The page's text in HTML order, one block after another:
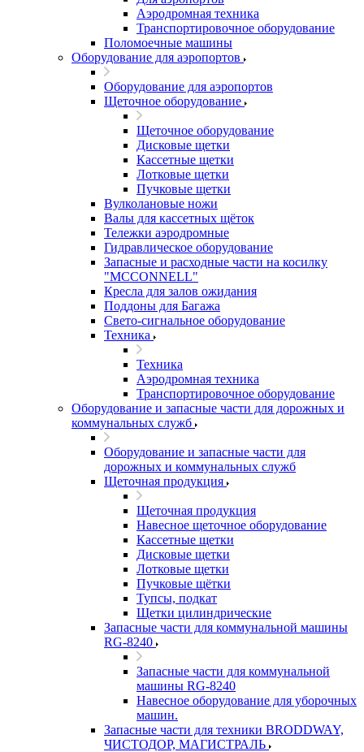
Аэродромная техника
Транспортировочное оборудование
Поломоечные машины
Оборудование для аэропортов
Оборудование для аэропортов
Щеточное оборудование
Щеточное оборудование
Дисковые щетки
Кассетные щетки
Лотковые щетки
Пучковые щетки
Вулколановые ножи
Валы для кассетных щёток
Тележки аэродромные
Гидравлическое оборудование
Запасные и расходные части на косилку
"MCCONNELL"
Кресла для залов ожидания
Поддоны для Багажа
Свето-сигнальное оборудование
Техника
Техника
Аэродромная техника
Транспортировочное оборудование
Оборудование и запасные части для дорожных и
коммунальных служб
Оборудование и запасные части для
дорожных и коммунальных служб
Щеточная продукция
Щеточная продукция
Навесное щеточное оборудование
Кассетные щетки
Дисковые щетки
Лотковые щетки
Пучковые щётки
Тупсы, подкат
Щетки цилиндрические
Запасные части для коммунальной машины
RG-8240
Запасные части для коммунальной
машины RG-8240
Навесное оборудование для уборочных
машин.
Запасные части для техники BRODDWAY,
ЧИСТОДОР, МАГИСТРАЛЬ